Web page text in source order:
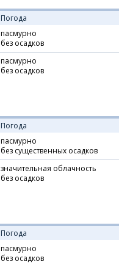
Погода
пасмурно
без осадков
пасмурно
без осадков
Погода
пасмурно
без существенных осадков
значительная облачность
без осадков
Погода
пасмурно
без осадков